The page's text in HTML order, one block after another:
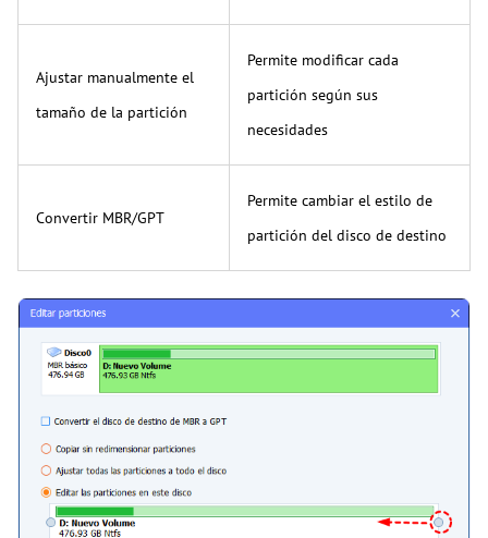
Ajustar manualmente el
tamaño de la partición
Permite modificar cada
partición según sus
necesidades
Convertir MBR/GPT
Permite cambiar el estilo de
partición del disco de destino